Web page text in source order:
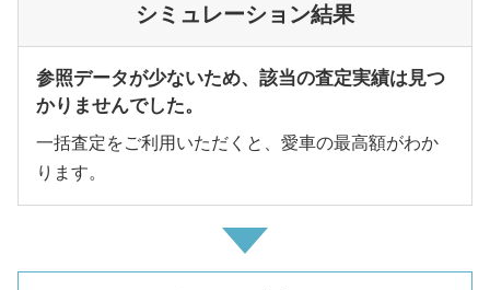
シミュレーション結果
参照データが少ないため、該当の査定実績は見つ
かりませんでした。
一括査定をご利用いただくと、愛車の最高額がわか
ります。